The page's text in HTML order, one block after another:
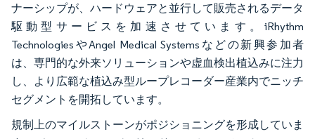
ナーシップが、ハードウェアと並行して販売されるデータ
駆動型サービスを加速させています。iRhythm
TechnologiesやAngel Medical Systemsなどの新興参加者
は、専門的な外来ソリューションや虚血検出植込みに注力
し、より広範な植込み型ループレコーダー産業内でニッチ
セグメントを開拓しています。
規制上のマイルストーンがポジショニングを形成していま